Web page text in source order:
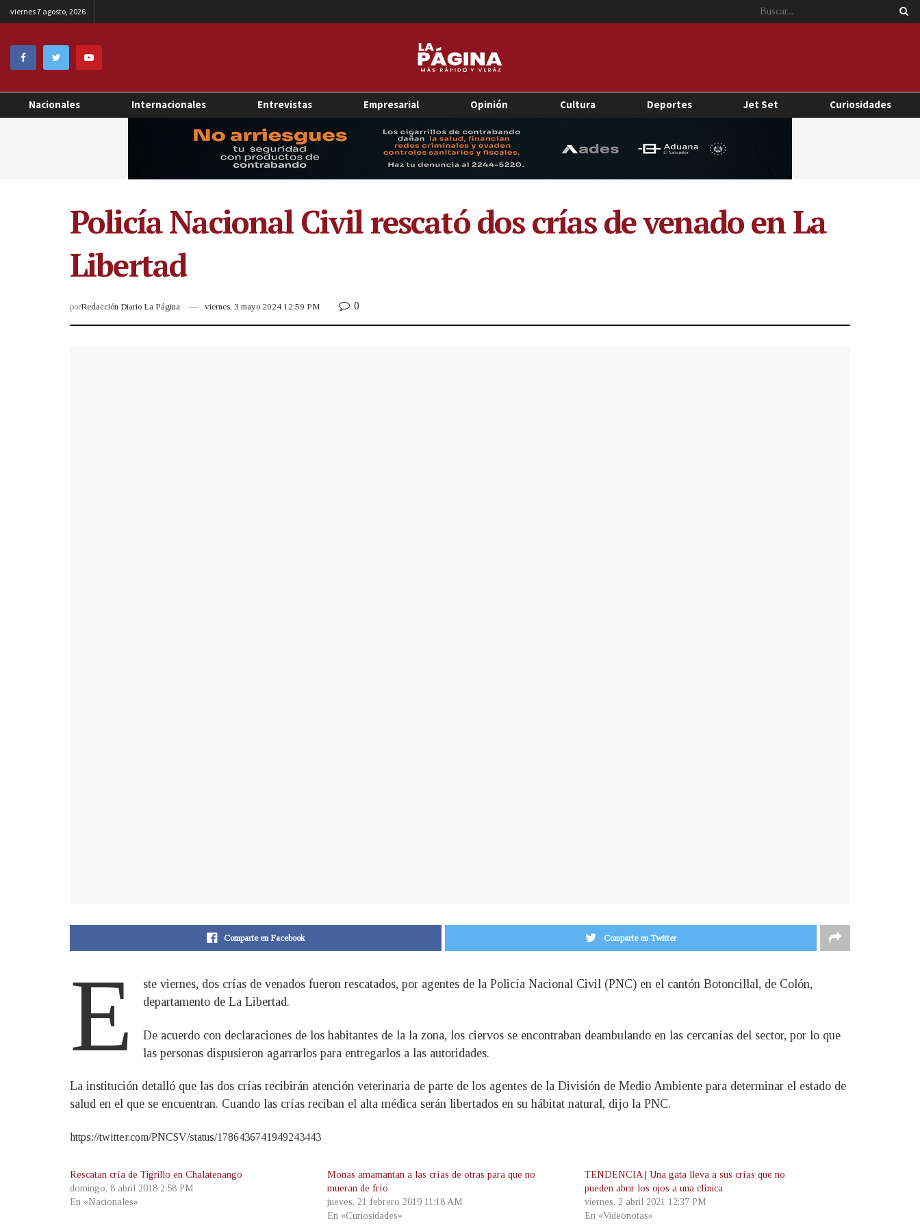
viernes 7 agosto, 2026
Nacionales Internacionales Entrevistas Empresarial Opinión Cultura Deportes Jet Set Curiosidades
Policía Nacional Civil rescató dos crías de venado en La
Libertad
porRedacción Diario La Página viernes, 3 mayo 2024 12:59 PM 0
Comparte en Facebook Comparte en Twitter
E
ste viernes, dos crías de venados fueron rescatados, por agentes de la Policía Nacional Civil (PNC) en el cantón Botoncillal, de Colón,
departamento de La Libertad.
De acuerdo con declaraciones de los habitantes de la la zona, los ciervos se encontraban deambulando en las cercanías del sector, por lo que
las personas dispusieron agarrarlos para entregarlos a las autoridades.
La institución detalló que las dos crías recibirán atención veterinaria de parte de los agentes de la División de Medio Ambiente para determinar el estado de
salud en el que se encuentran. Cuando las crías reciban el alta médica serán libertados en su hábitat natural, dijo la PNC.
https://twitter.com/PNCSV/status/1786436741949243443
Rescatan cría de Tigrillo en Chalatenango
domingo, 8 abril 2018 2:58 PM
En «Nacionales»
Monas amamantan a las crías de otras para que no
mueran de frío
jueves, 21 febrero 2019 11:18 AM
En «Curiosidades»
TENDENCIA | Una gata lleva a sus crías que no
pueden abrir los ojos a una clínica
viernes, 2 abril 2021 12:37 PM
En «Videonotas»